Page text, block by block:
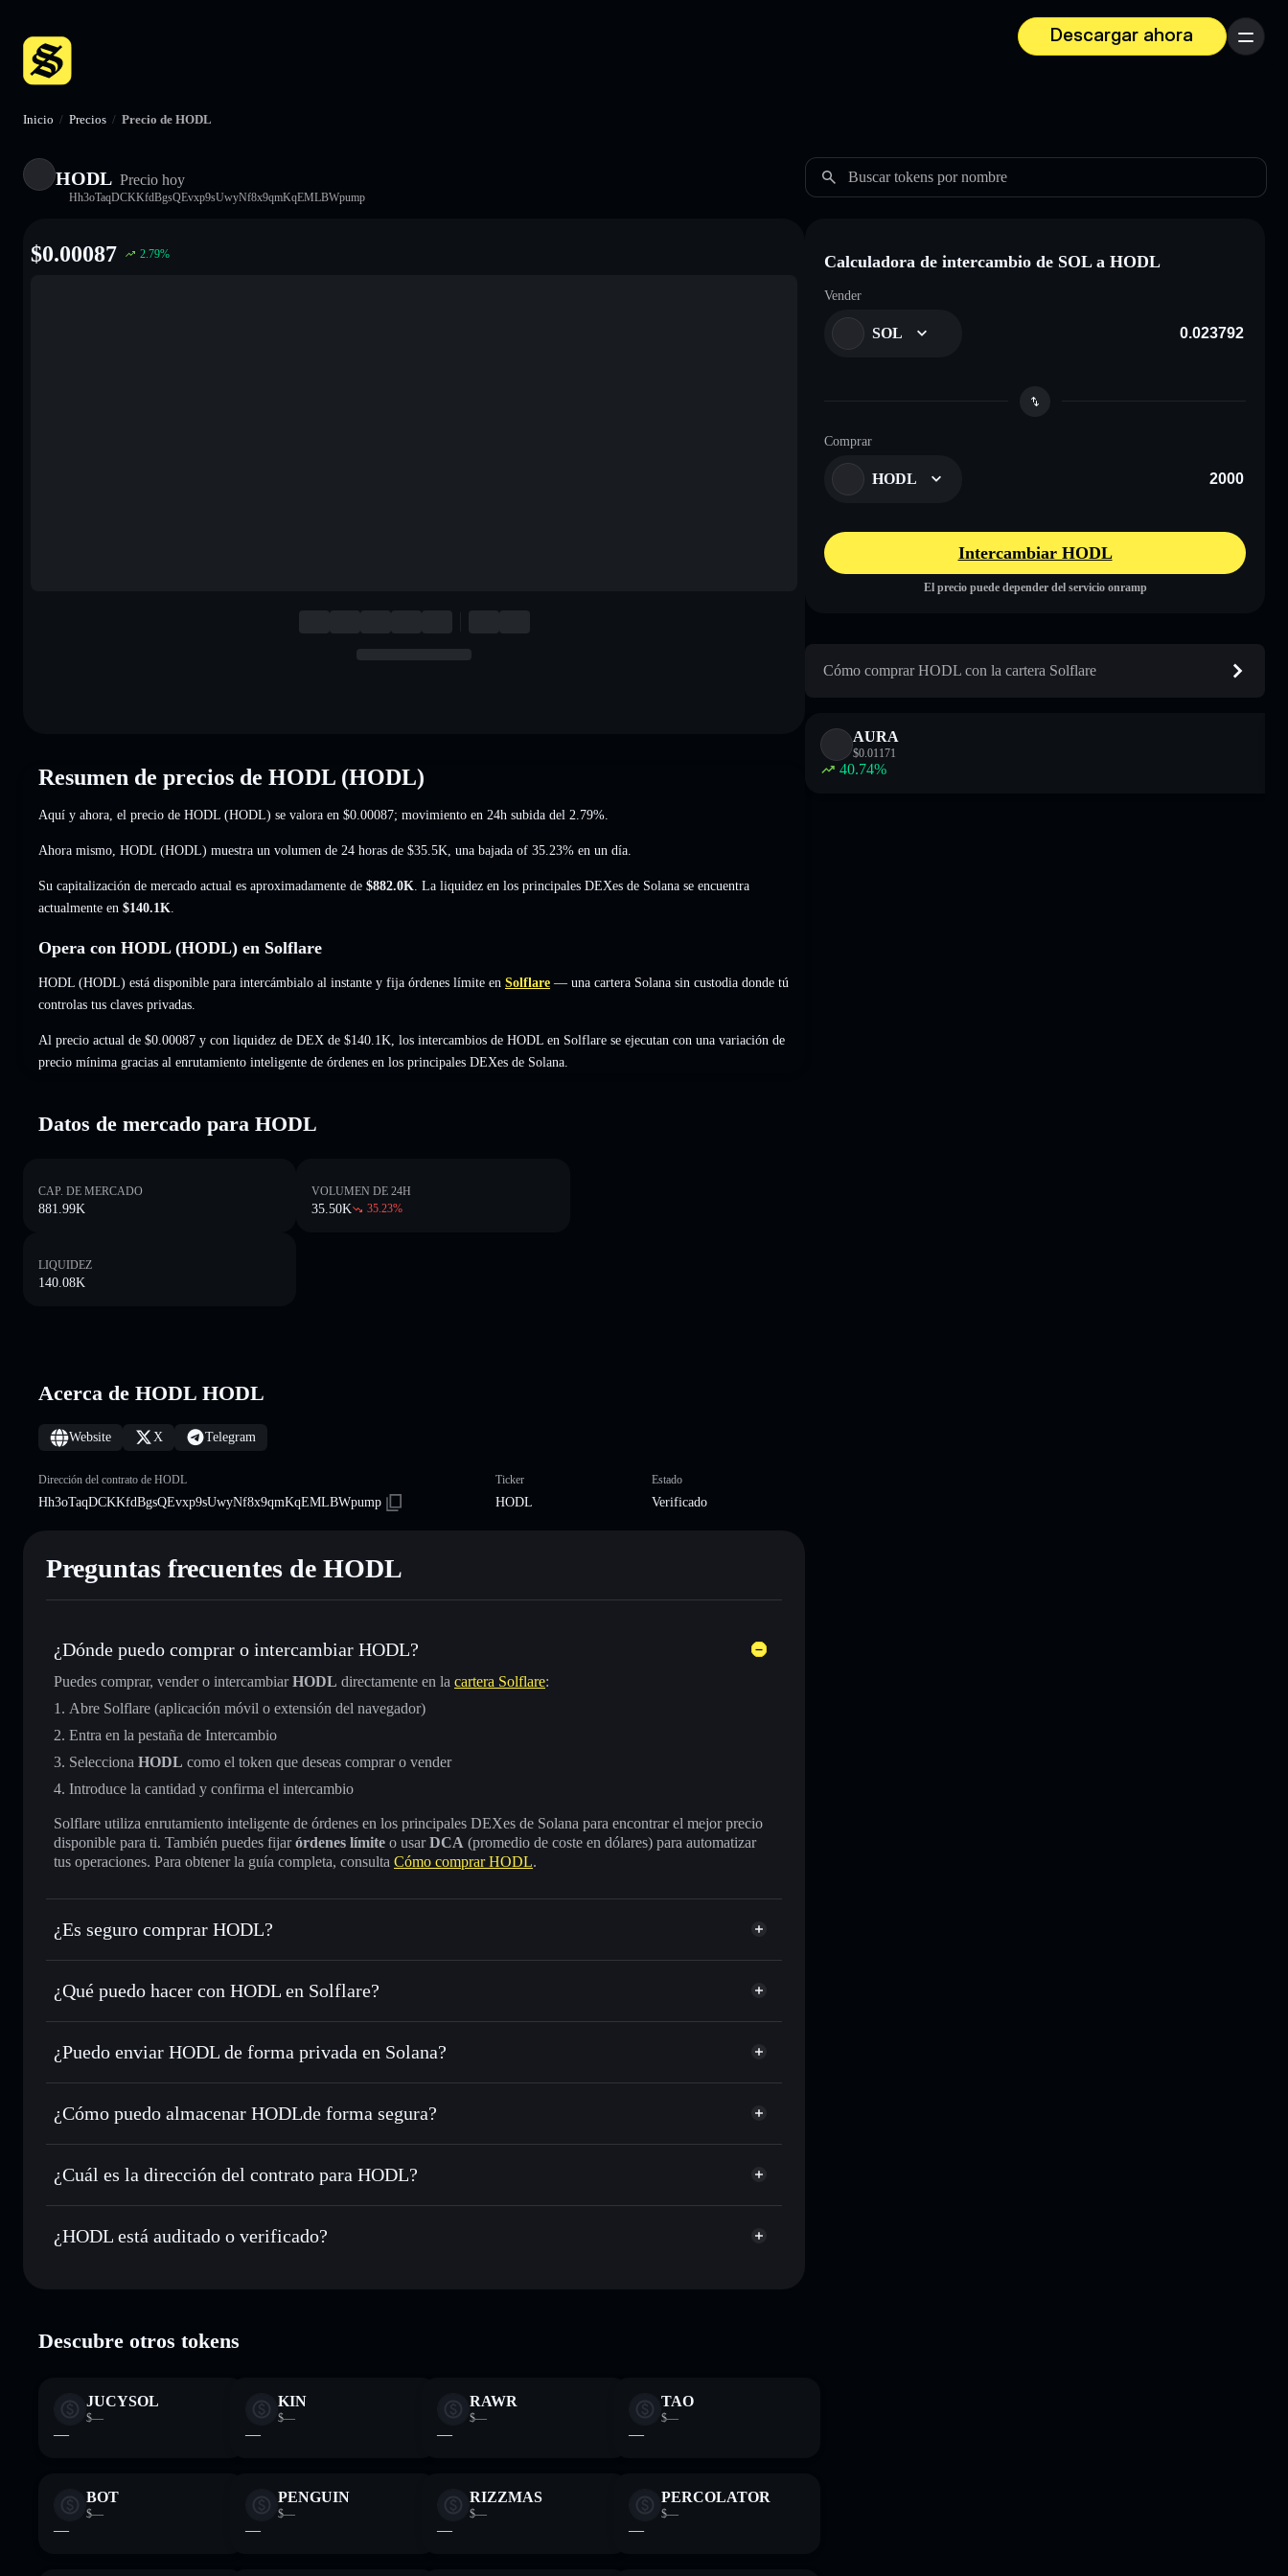
Descargar ahora
Menú
Inicio / Precios / Precio de HODL
HODL Precio hoy
Hh3oTaqDCKKfdBgsQEvxp9sUwyNf8x9qmKqEMLBWpump
Buscar tokens por nombre
$0.00087 2.79%
Resumen de precios de HODL (HODL)
Aquí y ahora, el precio de HODL (HODL) se valora en $0.00087; movimiento en 24h subida del 2.79%
Ahora mismo, HODL (HODL) muestra un volumen de 24 horas de $35.5K una bajada of 35.23% en un día.
Su capitalización de mercado actual es aproximadamente de $882.0K . La liquidez en los principales DEXes de Solana se encuentra
actualmente en $140.1K
Opera con HODL (HODL) en Solflare
HODL (HODL) está disponible para intercámbialo al instante y fija órdenes límite en Solflare — una cartera Solana sin custodia donde tú
controlas tus claves privadas.
Al precio actual de $0.00087 y con liquidez de DEX de $140.1K, los intercambios de HODL en Solflare se ejecutan con una variación de
precio mínima gracias al enrutamiento inteligente de órdenes en los principales DEXes de Solana.
Datos de mercado para HODL
CAP. DE MERCADO
881.99K
VOLUMEN DE 24H
35.50K 35.23%
LIQUIDEZ
140.08K
Acerca de HODL HODL
Website X Telegram
Dirección del contrato de HODL
Hh3oTaqDCKKfdBgsQEvxp9sUwyNf8x9qmKqEMLBWpump
Ticker
HODL
Estado
Verificado
Preguntas frecuentes de HODL
¿Dónde puedo comprar o intercambiar HODL?
Puedes comprar, vender o intercambiarHODL directamente en la cartera Solflare:
Abre Solflare (aplicación móvil o extensión del navegador)
Entra en la pestaña de Intercambio
Selecciona HODL como el token que deseas comprar o vender
Introduce la cantidad y confirma el intercambio
Solflare utiliza enrutamiento inteligente de órdenes en los principales DEXes de Solana para encontrar el mejor precio
disponible para ti. También puedes fijarórdenes límite o usarDCA (promedio de coste en dólares) para automatizar
tus operaciones. Para obtener la guía completa, consulta Cómo comprar HODL.
¿Es seguro comprar HODL?
HODL token verificado
¿Qué puedo hacer con HODL en Solflare?
HODL
cartera de Solflare
Intercambiar al instante: operar con HODL para SOL, USDC o miles de otros tokens de Solana con enrutamiento
Utilizar DCA: promedio de coste en dólares en HODL a lo largo del tiempo
Enviar de forma privada: transferir HODL sin vincular públicamente las carteras usando el agregador de
privacidad integrado de Solflare
Holdear de forma segura: almacenar HODL en una cartera sin custodia donde tú controla tus claves privadas
¿Puedo enviar HODL de forma privada en Solana?
cartera de Solflare
agregador de privacidad
HODL
¿Cómo puedo almacenar HODLde forma segura?
HODL cartera sin custodia Solflare
¿Cuál es la dirección del contrato para HODL?
HODL
Hh3oTaqDCKKfdBgsQEvxp9sUwyNf8x9qmKqEMLBWpump
¿HODL está auditado o verificado?
Descubre otros tokens
JUCYSOL
$—
—
KIN
$—
—
RAWR
$—
—
TAO
$—
—
BOT
$—
—
PENGUIN
$—
—
RIZZMAS
$—
—
PERCOLATOR
$—
—
Calculadora de intercambio de SOL a HODL
Vender
SOL
Comprar
HODL
Intercambiar HODL
El precio puede depender del servicio onramp
Cómo comprar HODL con la cartera Solflare
AURA
$0.01171
40.74%